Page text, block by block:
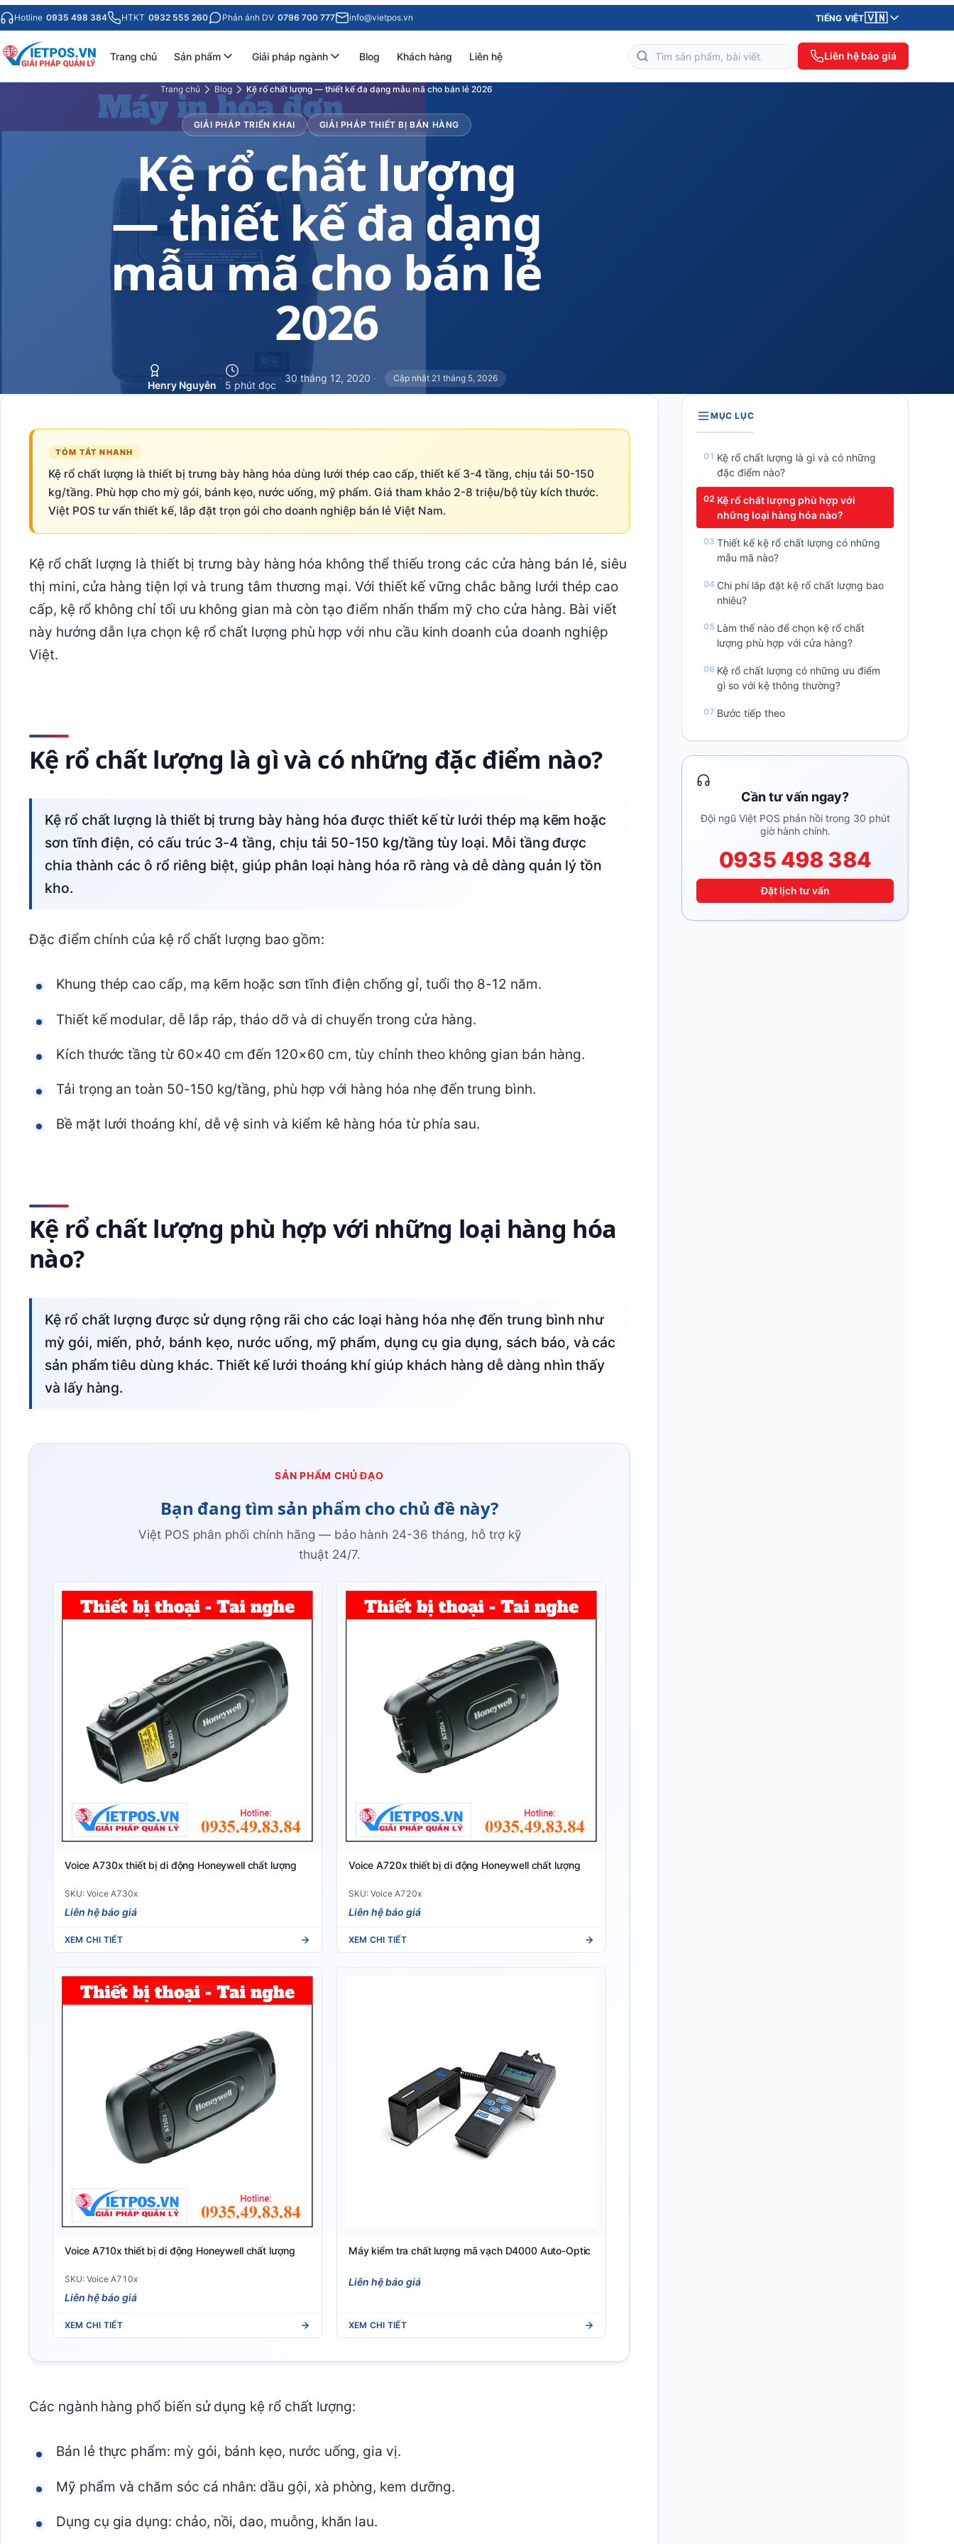
Hotline 0935 498 384 HTKT 0932 555 260 Phản ánh DV 0796 700 777 info@vietpos.vn TIẾNG VIỆT🇻🇳
Trang chủ Sản phẩm Giải pháp ngành Blog Khách hàng Liên hệ Liên hệ báo giá
Trang chủ Blog Kệ rổ chất lượng — thiết kế đa dạng mẫu mã cho bán lẻ 2026
GIẢI PHÁP TRIỂN KHAI GIẢI PHÁP THIẾT BỊ BÁN HÀNG
Kệ rổ chất lượng
— thiết kế đa dạng
mẫu mã cho bán lẻ
2026
Henry Nguyễn 5 phút đọc
30 tháng 12, 2020 Cập nhật 21 tháng 5, 2026
TÓM TẮT NHANH
Kệ rổ chất lượng là thiết bị trưng bày hàng hóa dùng lưới thép cao cấp, thiết kế 3-4 tầng, chịu tải 50-150
kg/tầng. Phù hợp cho mỳ gói, bánh kẹo, nước uống, mỹ phẩm. Giá tham khảo 2-8 triệu/bộ tùy kích thước.
Việt POS tư vấn thiết kế, lắp đặt trọn gói cho doanh nghiệp bán lẻ Việt Nam.
Kệ rổ chất lượng là thiết bị trưng bày hàng hóa không thể thiếu trong các cửa hàng bán lẻ, siêu
thị mini, cửa hàng tiện lợi và trung tâm thương mại. Với thiết kế vững chắc bằng lưới thép cao
cấp, kệ rổ không chỉ tối ưu không gian mà còn tạo điểm nhấn thẩm mỹ cho cửa hàng. Bài viết
này hướng dẫn lựa chọn kệ rổ chất lượng phù hợp với nhu cầu kinh doanh của doanh nghiệp
Việt.
Kệ rổ chất lượng là gì và có những đặc điểm nào?
Kệ rổ chất lượng là thiết bị trưng bày hàng hóa được thiết kế từ lưới thép mạ kẽm hoặc
sơn tĩnh điện, có cấu trúc 3-4 tầng, chịu tải 50-150 kg/tầng tùy loại. Mỗi tầng được
chia thành các ô rổ riêng biệt, giúp phân loại hàng hóa rõ ràng và dễ dàng quản lý tồn
kho.
Đặc điểm chính của kệ rổ chất lượng bao gồm:
Khung thép cao cấp, mạ kẽm hoặc sơn tĩnh điện chống gỉ, tuổi thọ 8-12 năm.
Thiết kế modular, dễ lắp ráp, tháo dỡ và di chuyển trong cửa hàng.
Kích thước tầng từ 60×40 cm đến 120×60 cm, tùy chỉnh theo không gian bán hàng.
Tải trọng an toàn 50-150 kg/tầng, phù hợp với hàng hóa nhẹ đến trung bình.
Bề mặt lưới thoáng khí, dễ vệ sinh và kiểm kê hàng hóa từ phía sau.
Kệ rổ chất lượng phù hợp với những loại hàng hóa
nào?
Kệ rổ chất lượng được sử dụng rộng rãi cho các loại hàng hóa nhẹ đến trung bình như
mỳ gói, miến, phở, bánh kẹo, nước uống, mỹ phẩm, dụng cụ gia dụng, sách báo, và các
sản phẩm tiêu dùng khác. Thiết kế lưới thoáng khí giúp khách hàng dễ dàng nhìn thấy
và lấy hàng.
SẢN PHẨM CHỦ ĐẠO
Bạn đang tìm sản phẩm cho chủ đề này?
Việt POS phân phối chính hãng — bảo hành 24-36 tháng, hỗ trợ kỹ
thuật 24/7.
Voice A730x thiết bị di động Honeywell chất lượng
SKU: Voice A730x
Liên hệ báo giá
XEM CHI TIẾT
Voice A720x thiết bị di động Honeywell chất lượng
SKU: Voice A720x
Liên hệ báo giá
XEM CHI TIẾT
Voice A710x thiết bị di động Honeywell chất lượng
SKU: Voice A710x
Liên hệ báo giá
XEM CHI TIẾT
Máy kiểm tra chất lượng mã vạch D4000 Auto-Optic
Liên hệ báo giá
XEM CHI TIẾT
Các ngành hàng phổ biến sử dụng kệ rổ chất lượng:
Bán lẻ thực phẩm: mỳ gói, bánh kẹo, nước uống, gia vị.
Mỹ phẩm và chăm sóc cá nhân: dầu gội, xà phòng, kem dưỡng.
Dụng cụ gia dụng: chảo, nồi, dao, muỗng, khăn lau.
MỤC LỤC
Kệ rổ chất lượng là gì và có những
đặc điểm nào?
Kệ rổ chất lượng phù hợp với
những loại hàng hóa nào?
Thiết kế kệ rổ chất lượng có những
mẫu mã nào?
Chi phí lắp đặt kệ rổ chất lượng bao
nhiêu?
Làm thế nào để chọn kệ rổ chất
lượng phù hợp với cửa hàng?
Kệ rổ chất lượng có những ưu điểm
gì so với kệ thông thường?
Bước tiếp theo
Cần tư vấn ngay?
Đội ngũ Việt POS phản hồi trong 30 phút
giờ hành chính.
0935 498 384
Đặt lịch tư vấn